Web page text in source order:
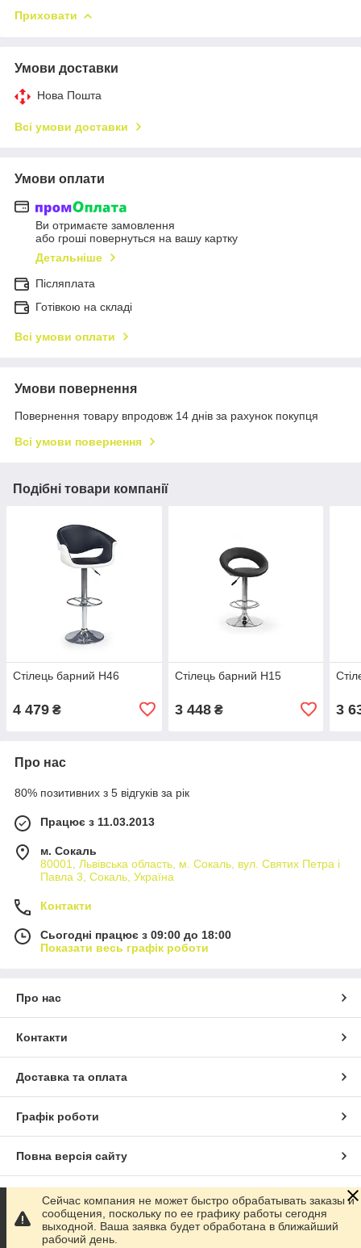
Приховати
Умови доставки
Нова Пошта
Всі умови доставки
Умови оплати
Ви отримаєте замовлення
або гроші повернуться на вашу картку
Детальніше
Післяплата
Готівкою на складі
Всі умови оплати
Умови повернення
Повернення товару впродовж 14 днів за рахунок покупця
Всі умови повернення
Подібні товари компанії
Стілець барний H46
4 479 ₴
Стілець барний H15
3 448₴ 3
Про нас
80% позитивних з 5 відгуків за рік
Працює з 11.03.2013
м. Сокаль
80001, Львівська область, м. Сокаль, вул. Святих Петра і
Павла 3, Сокаль, Україна
Контакти
Сьогодні працює з 09:00 до 18:00
Показати весь графік роботи
Про нас
Контакти
Доставка та оплата
Графік роботи
Повна версія сайту
Сайт створено на маркетплейсі Prom.ua
Політика конфіденційності
Сейчас компания не может быстро обрабатывать заказы и
сообщения, поскольку по ее графику работы сегодня
выходной. Ваша заявка будет обработана в ближайший
рабочий день.